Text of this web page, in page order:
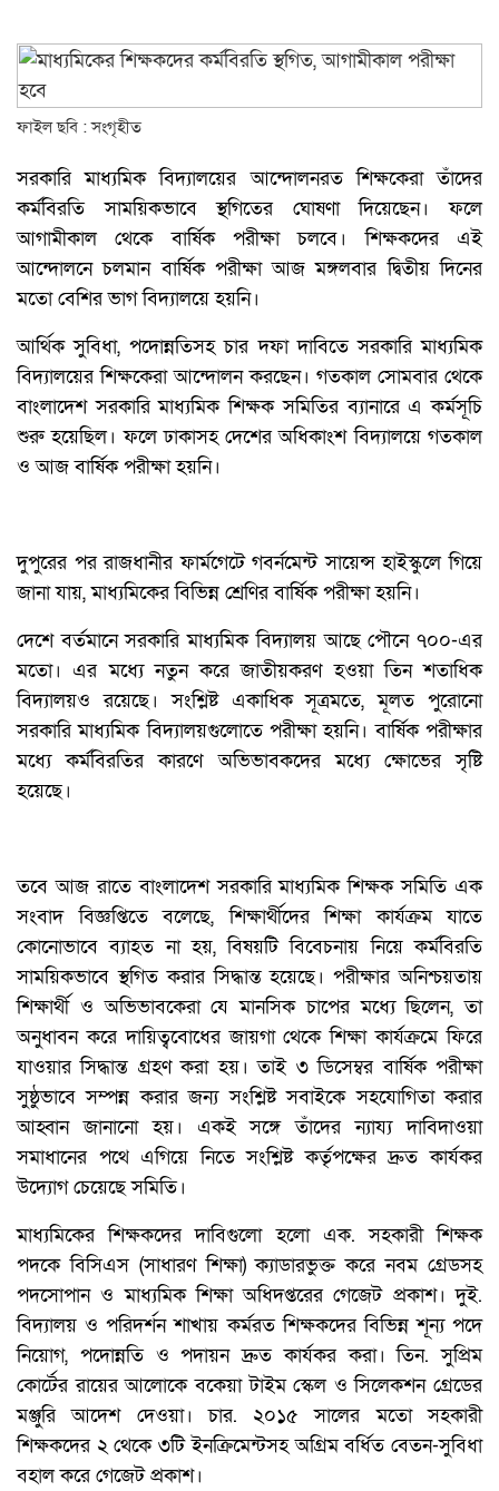
ফাইল ছবি : সংগৃহীত
সরকারি মাধ্যমিক বিদ্যালয়ের আন্দোলনরত শিক্ষকেরা তাঁদের
কর্মবিরতি সাময়িকভাবে স্থগিতের ঘোষণা দিয়েছেন। ফলে
আগামীকাল থেকে বার্ষিক পরীক্ষা চলবে। শিক্ষকদের এই
আন্দোলনে চলমান বার্ষিক পরীক্ষা আজ মঙ্গলবার দ্বিতীয় দিনের
মতো বেশির ভাগ বিদ্যালয়ে হয়নি।
আর্থিক সুবিধা, পদোন্নতিসহ চার দফা দাবিতে সরকারি মাধ্যমিক
বিদ্যালয়ের শিক্ষকেরা আন্দোলন করছেন। গতকাল সোমবার থেকে
বাংলাদেশ সরকারি মাধ্যমিক শিক্ষক সমিতির ব্যানারে এ কর্মসূচি
শুরু হয়েছিল। ফলে ঢাকাসহ দেশের অধিকাংশ বিদ্যালয়ে গতকাল
ও আজ বার্ষিক পরীক্ষা হয়নি।
দুপুরের পর রাজধানীর ফার্মগেটে গবর্নমেন্ট সায়েন্স হাইস্কুলে গিয়ে
জানা যায়, মাধ্যমিকের বিভিন্ন শ্রেণির বার্ষিক পরীক্ষা হয়নি।
দেশে বর্তমানে সরকারি মাধ্যমিক বিদ্যালয় আছে পৌনে ৭০০-এর
মতো। এর মধ্যে নতুন করে জাতীয়করণ হওয়া তিন শতাধিক
বিদ্যালয়ও রয়েছে। সংশ্লিষ্ট একাধিক সূত্রমতে, মূলত পুরোনো
সরকারি মাধ্যমিক বিদ্যালয়গুলোতে পরীক্ষা হয়নি। বার্ষিক পরীক্ষার
মধ্যে কর্মবিরতির কারণে অভিভাবকদের মধ্যে ক্ষোভের সৃষ্টি
হয়েছে।
তবে আজ রাতে বাংলাদেশ সরকারি মাধ্যমিক শিক্ষক সমিতি এক
সংবাদ বিজ্ঞপ্তিতে বলেছে, শিক্ষার্থীদের শিক্ষা কার্যক্রম যাতে
কোনোভাবে ব্যাহত না হয়, বিষয়টি বিবেচনায় নিয়ে কর্মবিরতি
সাময়িকভাবে স্থগিত করার সিদ্ধান্ত হয়েছে। পরীক্ষার অনিশ্চয়তায়
শিক্ষার্থী ও অভিভাবকেরা যে মানসিক চাপের মধ্যে ছিলেন, তা
অনুধাবন করে দায়িত্ববোধের জায়গা থেকে শিক্ষা কার্যক্রমে ফিরে
যাওয়ার সিদ্ধান্ত গ্রহণ করা হয়। তাই ৩ ডিসেম্বর বার্ষিক পরীক্ষা
সুষ্ঠুভাবে সম্পন্ন করার জন্য সংশ্লিষ্ট সবাইকে সহযোগিতা করার
আহ্বান জানানো হয়। একই সঙ্গে তাঁদের ন্যায্য দাবিদাওয়া
সমাধানের পথে এগিয়ে নিতে সংশ্লিষ্ট কর্তৃপক্ষের দ্রুত কার্যকর
উদ্যোগ চেয়েছে সমিতি।
মাধ্যমিকের শিক্ষকদের দাবিগুলো হলো এক. সহকারী শিক্ষক
পদকে বিসিএস (সাধারণ শিক্ষা) ক‍্যাডারভুক্ত করে নবম গ্রেডসহ
পদসোপান ও মাধ্যমিক শিক্ষা অধিদপ্তরের গেজেট প্রকাশ। দুই.
বিদ্যালয় ও পরিদর্শন শাখায় কর্মরত শিক্ষকদের বিভিন্ন শূন্য পদে
নিয়োগ, পদোন্নতি ও পদায়ন দ্রুত কার্যকর করা। তিন. সুপ্রিম
কোর্টের রায়ের আলোকে বকেয়া টাইম স্কেল ও সিলেকশন গ্রেডের
মঞ্জুরি আদেশ দেওয়া। চার. ২০১৫ সালের মতো সহকারী
শিক্ষকদের ২ থেকে ৩টি ইনক্রিমেন্টসহ অগ্রিম বর্ধিত বেতন-সুবিধা
বহাল করে গেজেট প্রকাশ।